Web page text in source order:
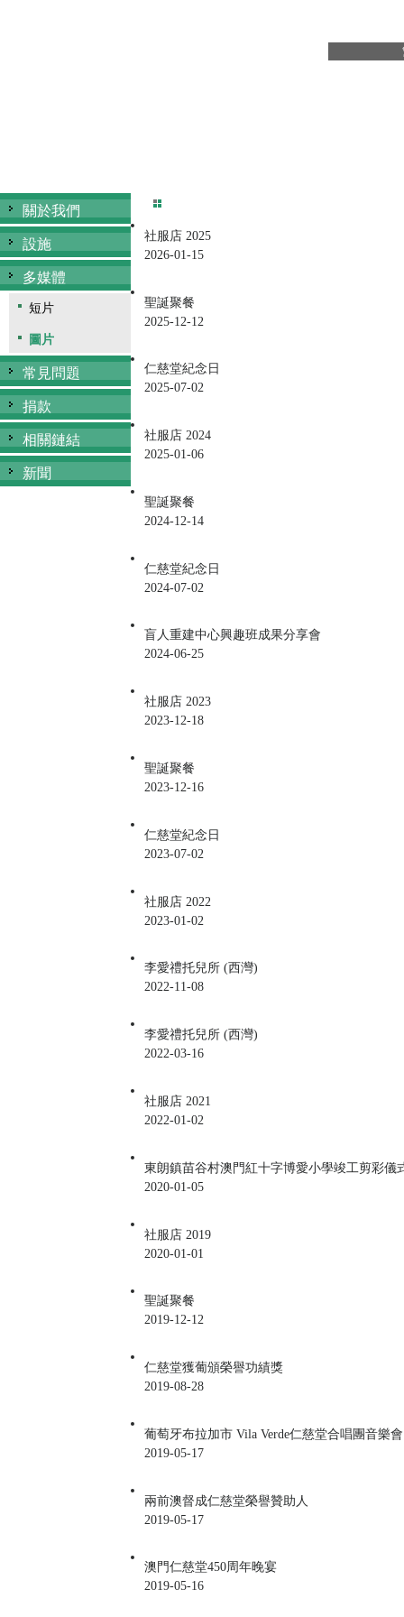
關於我們
設施
多媒體
短片
圖片
常見問題
捐款
相關鏈結
新聞
社服店 2025
2026-01-15
聖誕聚餐
2025-12-12
仁慈堂紀念日
2025-07-02
社服店 2024
2025-01-06
聖誕聚餐
2024-12-14
仁慈堂紀念日
2024-07-02
盲人重建中心興趣班成果分享會
2024-06-25
社服店 2023
2023-12-18
聖誕聚餐
2023-12-16
仁慈堂紀念日
2023-07-02
社服店 2022
2023-01-02
李愛禮托兒所 (西灣)
2022-11-08
李愛禮托兒所 (西灣)
2022-03-16
社服店 2021
2022-01-02
東朗鎮苗谷村澳門紅十字博愛小學竣工剪彩儀
2020-01-05
社服店 2019
2020-01-01
聖誕聚餐
2019-12-12
仁慈堂獲葡頒榮譽功績獎
2019-08-28
葡萄牙布拉加市 Vila Verde仁慈堂合唱團音樂會
2019-05-17
兩前澳督成仁慈堂榮譽贊助人
2019-05-17
澳門仁慈堂450周年晚宴
2019-05-16